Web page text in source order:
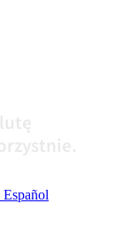
Español